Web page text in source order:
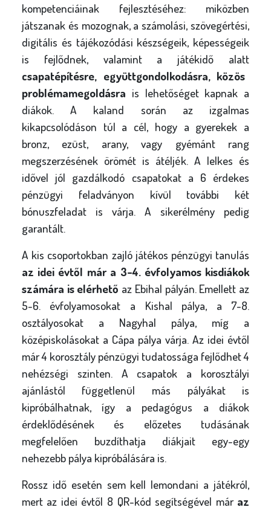
kompetenciáinak fejlesztéséhez: miközben
játszanak és mozognak, a számolási, szövegértési,
digitális és tájékozódási készségeik, képességeik
is fejlődnek, valamint a játékidő alatt
csapatépítésre, együttgondolkodásra, közös
problémamegoldásra is lehetőséget kapnak a
diákok. A kaland során az izgalmas
kikapcsolódáson túl a cél, hogy a gyerekek a
bronz, ezüst, arany, vagy gyémánt rang
megszerzésének örömét is átéljék. A lelkes és
idővel jól gazdálkodó csapatokat a 6 érdekes
pénzügyi feladványon kívül további két
bónuszfeladat is várja. A sikerélmény pedig
garantált.
A kis csoportokban zajló játékos pénzügyi tanulás
az idei évtől már a 3-4. évfolyamos kisdiákok
számára is elérhető az Ebihal pályán. Emellett az
5-6. évfolyamosokat a Kishal pálya, a 7-8.
osztályosokat a Nagyhal pálya, míg a
középiskolásokat a Cápa pálya várja. Az idei évtől
már 4 korosztály pénzügyi tudatossága fejlődhet 4
nehézségi szinten. A csapatok a korosztályi
ajánlástól függetlenül más pályákat is
kipróbálhatnak, így a pedagógus a diákok
érdeklődésének és előzetes tudásának
megfelelően buzdíthatja diákjait egy-egy
nehezebb pálya kipróbálására is.
Rossz idő esetén sem kell lemondani a játékról,
mert az idei évtől 8 QR-kód segítségével már az